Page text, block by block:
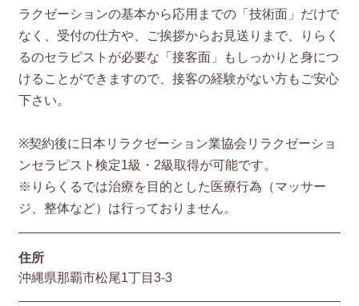
ラクゼーションの基本から応用までの「技術面」だけで
なく、受付の仕方や、ご挨拶からお見送りまで、りらく
るのセラピストが必要な「接客面」もしっかりと身につ
けることができますので、接客の経験がない方もご安心
下さい。
※契約後に日本リラクゼーション業協会リラクゼーショ
ンセラピスト検定1級・2級取得が可能です。
※りらくるでは治療を目的とした医療行為（マッサー
ジ、整体など）は行っておりません。
住所
沖縄県那覇市松尾1丁目3-3